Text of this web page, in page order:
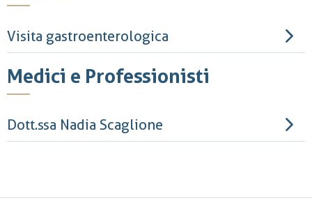
Visita gastroenterologica
Medici e Professionisti
Dott.ssa Nadia Scaglione